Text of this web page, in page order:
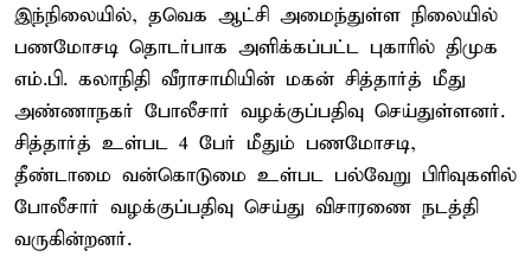
இந்நிலையில், தவெக ஆட்சி அமைந்துள்ள நிலையில்
பணமோசடி தொடர்பாக அளிக்கப்பட்ட புகாரில் திமுக
எம்.பி. கலாநிதி வீராசாமியின் மகன் சித்தார்த் மீது
அண்ணாநகர் போலீசார் வழக்குப்பதிவு செய்துள்ளனர்.
சித்தார்த் உள்பட 4 பேர் மீதும் பணமோசடி,
தீண்டாமை வன்கொடுமை உள்பட பல்வேறு பிரிவுகளில்
போலீசார் வழக்குப்பதிவு செய்து விசாரணை நடத்தி
வருகின்றனர்.